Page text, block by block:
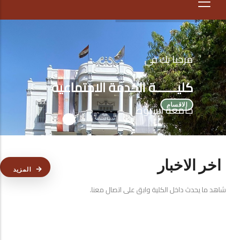
مرحبا بك في
كليـــــــة الخدمة الاجتماعية
جامعة اسيوط
الاقسام
اخر الاخبار
شاهد ما يحدث داخل الكلية وابق على اتصال معنا.
المزيد